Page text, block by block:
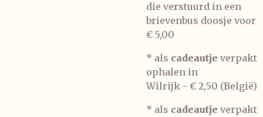
die verstuurd in een
brievenbus doosje voor
€ 5,00
* als cadeautje verpakt
ophalen in
Wilrijk - € 2,50 (België)
* als cadeautje verpakt